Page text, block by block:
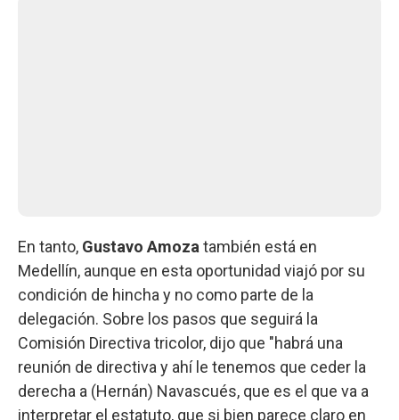
En tanto, Gustavo Amoza también está en
Medellín, aunque en esta oportunidad viajó por su
condición de hincha y no como parte de la
delegación. Sobre los pasos que seguirá la
Comisión Directiva tricolor, dijo que "habrá una
reunión de directiva y ahí le tenemos que ceder la
derecha a (Hernán) Navascués, que es el que va a
interpretar el estatuto, que si bien parece claro en